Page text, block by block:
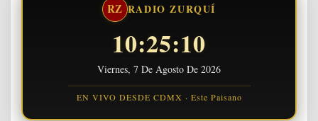
RZ RADIO ZURQUÍ
10:25:11
Viernes, 7 De Agosto De 2026
EN VIVO DESDE CDMX · Este Paisano